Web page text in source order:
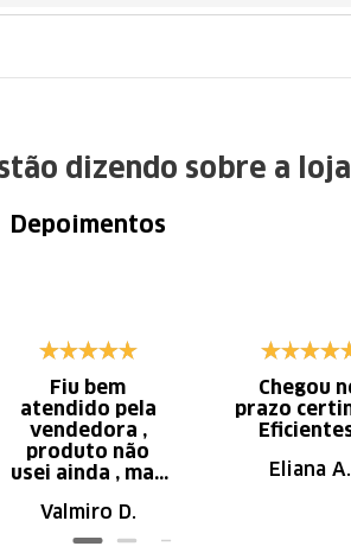
dizendo sobre a loja
Depoimentos
Fiu bem
atendido pela
vendedora ,
produto não
usei ainda , mas
ótima qualidade
Valmiro D.
Chegou
prazo
Eliana A.